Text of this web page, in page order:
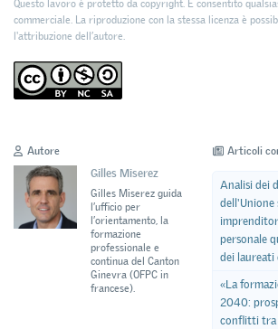
Questo lavoro è protetto da copyright. È consentito
commerciale. La riproduzione con la stessa licenza è
l'attribuzione dell’autore.
Autore
Gilles Miserez
Gilles Miserez guida
l’ufficio per
l’orientamento, la
formazione
professionale e
continua del Canton
Ginevra (OFPC in
francese).
Articoli
Analisi dei
dell'Unione
personale
dei laureati
«La
2040:
conflitti tra